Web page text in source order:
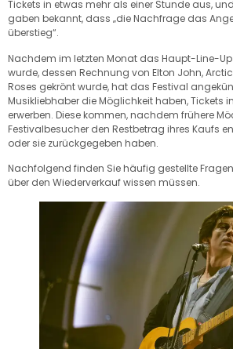
Tickets in etwas mehr als einer Stunde aus,
gaben bekannt, dass „die Nachfrage das
überstieg“.
Nachdem im letzten Monat das Haupt-Line-
wurde, dessen Rechnung von Elton John, Arctic
Roses gekrönt wurde, hat das Festival
Musikliebhaber die Möglichkeit haben, Tickets
erwerben. Diese kommen, nachdem frühere
Festivalbesucher den Restbetrag ihres Kaufs
oder sie zurückgegeben haben.
Nachfolgend finden Sie häufig gestellte
über den Wiederverkauf wissen müssen.